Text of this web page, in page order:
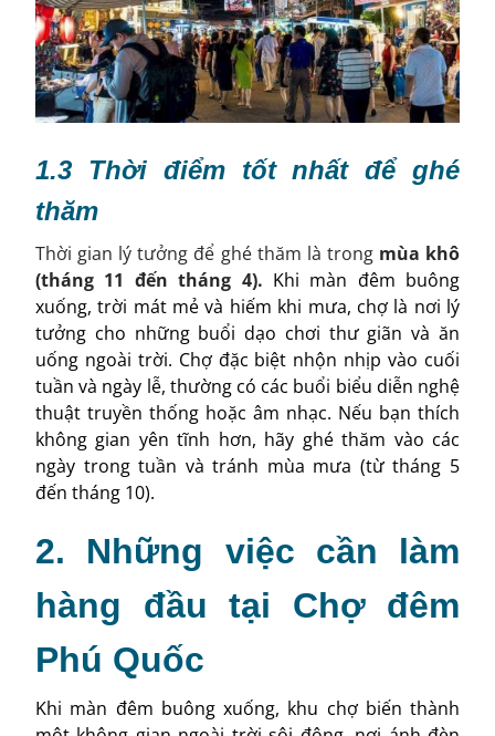
1.3 Thời điểm tốt nhất để ghé
thăm
Thời gian lý tưởng để ghé thăm là trong mùa khô
(tháng 11 đến tháng 4). Khi màn đêm buông
xuống, trời mát mẻ và hiếm khi mưa, chợ là nơi lý
tưởng cho những buổi dạo chơi thư giãn và ăn
uống ngoài trời. Chợ đặc biệt nhộn nhịp vào cuối
tuần và ngày lễ, thường có các buổi biểu diễn nghệ
thuật truyền thống hoặc âm nhạc. Nếu bạn thích
không gian yên tĩnh hơn, hãy ghé thăm vào các
ngày trong tuần và tránh mùa mưa (từ tháng 5
đến tháng 10).
2. Những việc cần làm
hàng đầu tại Chợ đêm
Phú Quốc
Khi màn đêm buông xuống, khu chợ biến thành